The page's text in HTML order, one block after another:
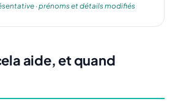
· prénoms et détails modifiés
aide, et quand